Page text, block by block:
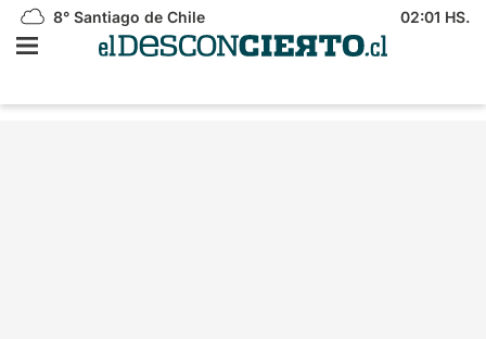
8° Santiago de Chile 02:01 HS.